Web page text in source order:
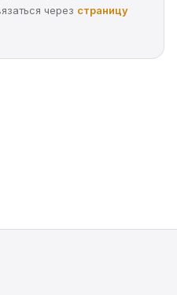
через страницу